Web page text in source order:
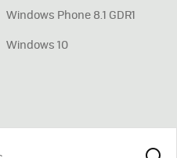
Windows Phone 8.1 GDR1
Windows 10